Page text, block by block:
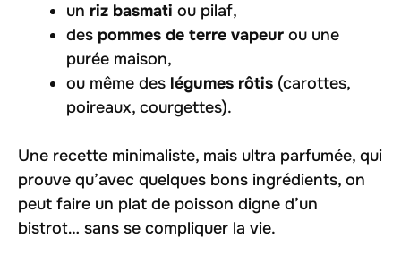
un riz basmati ou pilaf,
des pommes de terre vapeur ou une
purée maison,
ou même des légumes rôtis (carottes,
poireaux, courgettes).
Une recette minimaliste, mais ultra parfumée, qui
prouve qu’avec quelques bons ingrédients, on
peut faire un plat de poisson digne d’un
bistrot… sans se compliquer la vie.